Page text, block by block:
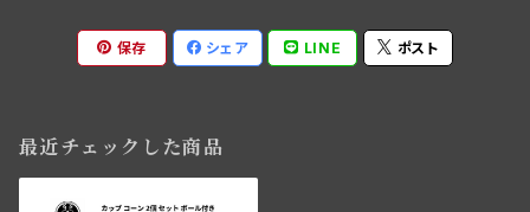
保存 シェア LINE ポスト
最近チェックした商品